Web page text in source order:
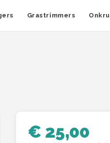
Grastrimmers
€ 25,00